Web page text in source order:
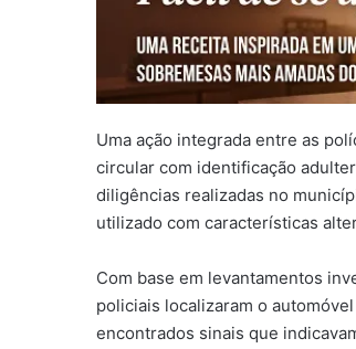
Uma ação integrada entre as
circular com identificação
diligências realizadas no
utilizado com características
Com base em levantamentos
policiais localizaram o
encontrados sinais que